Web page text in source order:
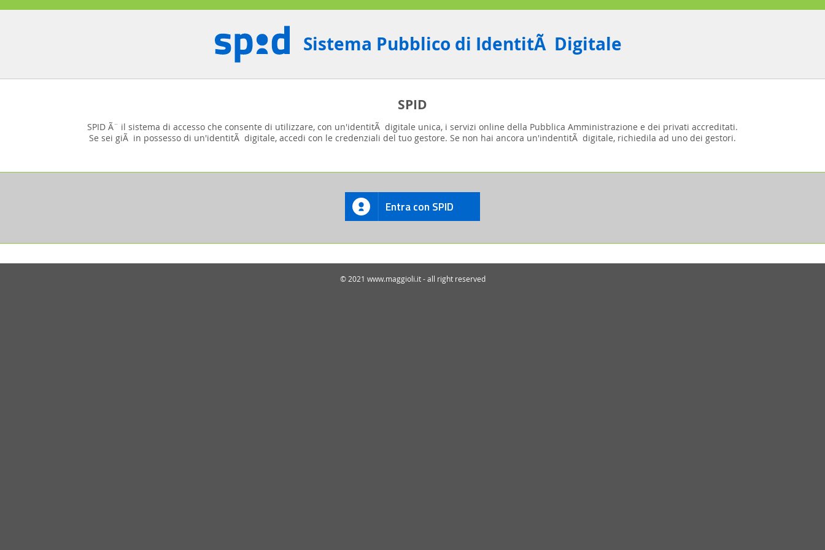
Sistema Pubblico di IdentitÃ Digitale
SPID
SPID Ã¨ il sistema di accesso che consente di utilizzare, con un'identitÃ digitale unica, i servizi online della Pubblica Amministrazione e dei privati accreditati.
Se sei giÃ in possesso di un'identitÃ digitale, accedi con le credenziali del tuo gestore. Se non hai ancora un'indentitÃ digitale, richiedila ad uno dei gestori.
Entra con SPID
© 2021 www.maggioli.it - all right reserved